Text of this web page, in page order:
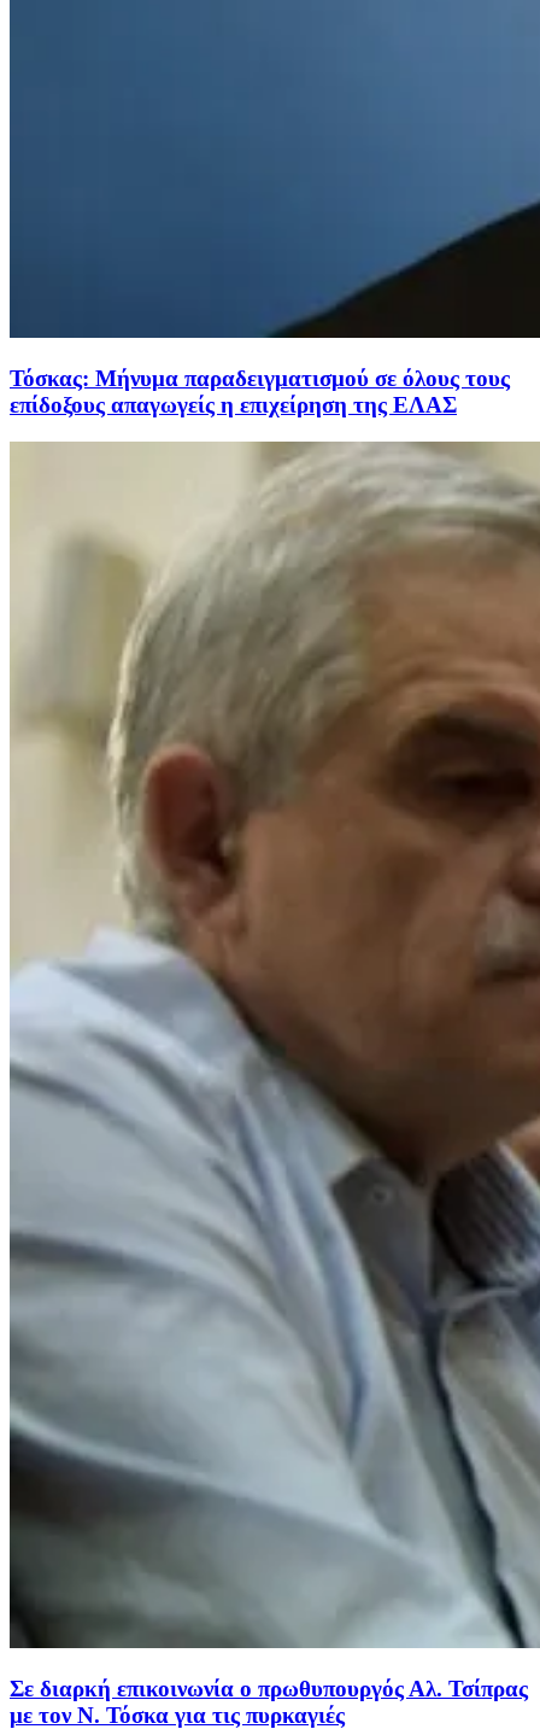
Τόσκας: Μήνυμα παραδειγματισμού σε όλους τους
επίδοξους απαγωγείς η επιχείρηση της ΕΛΑΣ
Σε διαρκή επικοινωνία ο πρωθυπουργός Αλ. Τσίπρας
με τον Ν. Τόσκα για τις πυρκαγιές